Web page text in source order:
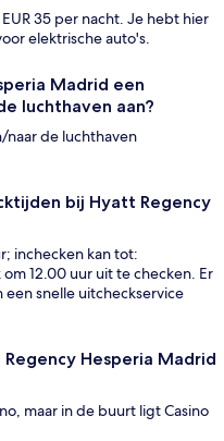
35 per nacht. Je hebt hier
elektrische auto's.
Madrid een
luchthaven aan?
naar de luchthaven
bij Hyatt Regency
inchecken kan tot:
12.00 uur uit te checken. Er
een snelle uitcheckservice
Hesperia Madrid
maar in de buurt ligt Casino